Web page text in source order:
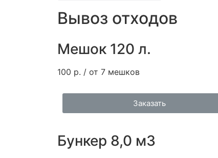
Вывоз отходов
Мешок 120 л.
100 р. / от 7 мешков
Заказать
Бункер 8,0 м3